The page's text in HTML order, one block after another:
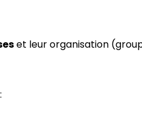
et leur organisation